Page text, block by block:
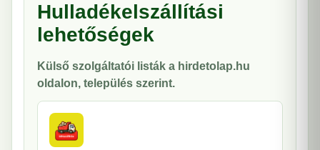
Hulladékelszállítási
lehetőségek
Külső szolgáltatói listák a hirdetolap.hu
oldalon, település szerint.